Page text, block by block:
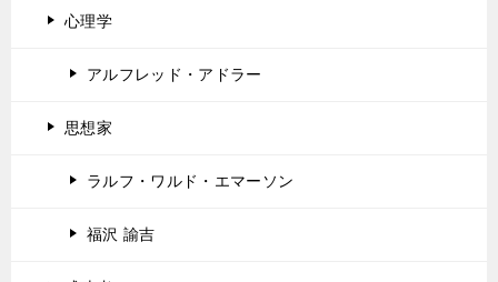
心理学
アルフレッド・アドラー
思想家
ラルフ・ワルド・エマーソン
福沢 諭吉